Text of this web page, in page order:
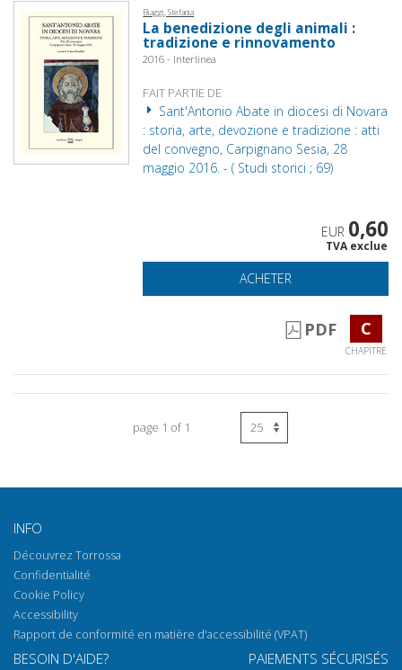
Biaggi, Stefania
La benedizione degli animali :
tradizione e rinnovamento
2016 - Interlinea
FAIT PARTIE DE
Sant'Antonio Abate in diocesi di Novara
: storia, arte, devozione e tradizione : atti
del convegno, Carpignano Sesia, 28
maggio 2016. - ( Studi storici ; 69)
EUR 0,60
TVA exclue
ACHETER
PDF C
CHAPITRE
page 1 of 1
INFO
Découvrez Torrossa
Confidentialité
Cookie Policy
Accessibility
Rapport de conformité en matière d'accessibilité (VPAT)
BESOIN D'AIDE? PAIEMENTS SÉCURISÉS